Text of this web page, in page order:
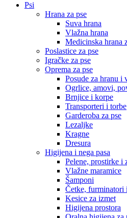
Psi
Hrana za pse
Suva hrana
Vlažna hrana
Medicinska hrana
Poslastice za pse
Igračke za pse
Oprema za pse
Posude za hranu i
Ogrlice, amovi,
Brnjice i korpe
Transporteri i torbe
Garderoba za pse
Lezaljke
Kragne
Dresura
Higijena i nega pasa
Pelene, prostirke i
Vlažne maramice
Šamponi
Četke, furminatori
Kesice za izmet
Higijena prostora